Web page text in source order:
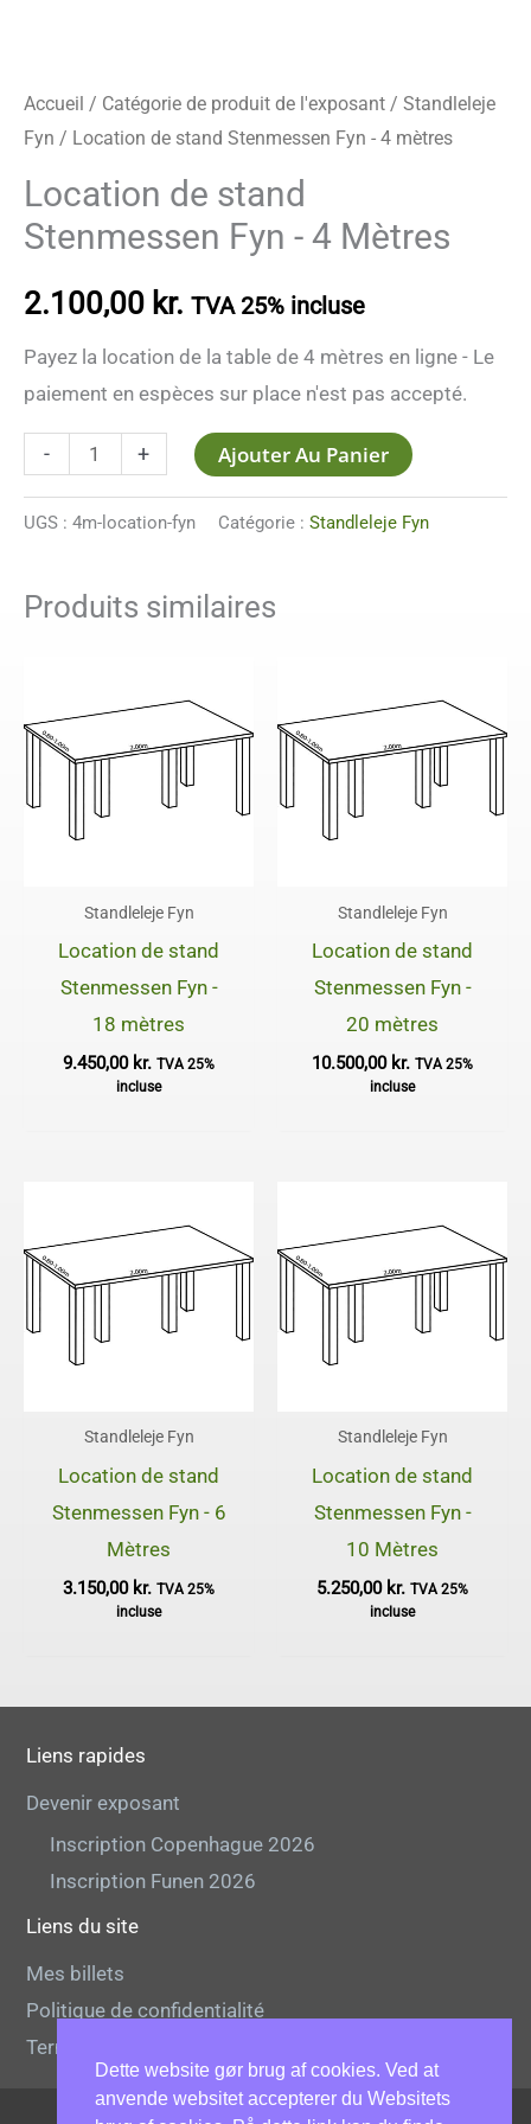
Accueil / Catégorie de produit de l'exposant / Standleleje
Fyn / Location de stand Stenmessen Fyn - 4 mètres
Location de stand
Stenmessen Fyn - 4 Mètres
2.100,00 kr. TVA 25% incluse
Payez la location de la table de 4 mètres en ligne - Le
paiement en espèces sur place n'est pas accepté.
- + Ajouter Au Panier
UGS : 4m-location-fyn Catégorie : Standleleje Fyn
Produits similaires
Standleleje Fyn
Location de stand
Stenmessen Fyn -
18 mètres
9.450,00 kr. TVA 25%
incluse
Standleleje Fyn
Location de stand
Stenmessen Fyn -
20 mètres
10.500,00 kr. TVA 25%
incluse
Standleleje Fyn
Location de stand
Stenmessen Fyn - 6
Mètres
3.150,00 kr. TVA 25%
incluse
Standleleje Fyn
Location de stand
Stenmessen Fyn -
10 Mètres
5.250,00 kr. TVA 25%
incluse
Liens rapides
Devenir exposant
Inscription Copenhague 2026
Inscription Funen 2026
Liens du site
Mes billets
Politique de confidentialité
Termes de l'échange
Dette website gør brug af cookies. Ved at
anvende websitet accepterer du Websitets